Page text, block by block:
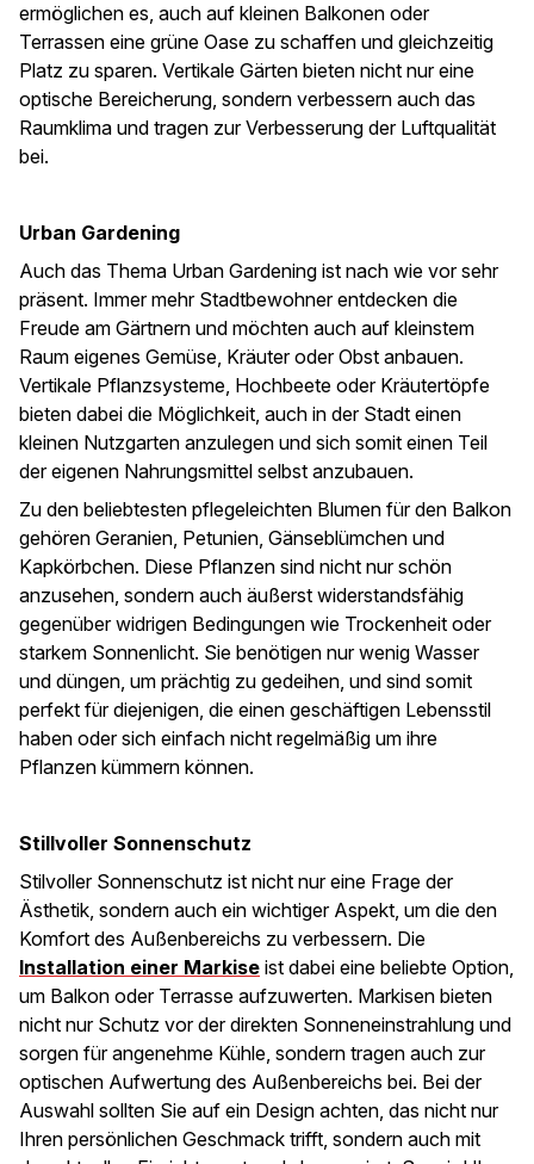
ermöglichen es, auch auf kleinen Balkonen oder
Terrassen eine grüne Oase zu schaffen und gleichzeitig
Platz zu sparen. Vertikale Gärten bieten nicht nur eine
optische Bereicherung, sondern verbessern auch das
Raumklima und tragen zur Verbesserung der Luftqualität
bei.
Urban Gardening
Auch das Thema Urban Gardening ist nach wie vor sehr
präsent. Immer mehr Stadtbewohner entdecken die
Freude am Gärtnern und möchten auch auf kleinstem
Raum eigenes Gemüse, Kräuter oder Obst anbauen.
Vertikale Pflanzsysteme, Hochbeete oder Kräutertöpfe
bieten dabei die Möglichkeit, auch in der Stadt einen
kleinen Nutzgarten anzulegen und sich somit einen Teil
der eigenen Nahrungsmittel selbst anzubauen.
Zu den beliebtesten pflegeleichten Blumen für den Balkon
gehören Geranien, Petunien, Gänseblümchen und
Kapkörbchen. Diese Pflanzen sind nicht nur schön
anzusehen, sondern auch äußerst widerstandsfähig
gegenüber widrigen Bedingungen wie Trockenheit oder
starkem Sonnenlicht. Sie benötigen nur wenig Wasser
und düngen, um prächtig zu gedeihen, und sind somit
perfekt für diejenigen, die einen geschäftigen Lebensstil
haben oder sich einfach nicht regelmäßig um ihre
Pflanzen kümmern können.
Stillvoller Sonnenschutz
Stilvoller Sonnenschutz ist nicht nur eine Frage der
Ästhetik, sondern auch ein wichtiger Aspekt, um die den
Komfort des Außenbereichs zu verbessern. Die
Installation einer Markise ist dabei eine beliebte Option,
um Balkon oder Terrasse aufzuwerten. Markisen bieten
nicht nur Schutz vor der direkten Sonneneinstrahlung und
sorgen für angenehme Kühle, sondern tragen auch zur
optischen Aufwertung des Außenbereichs bei. Bei der
Auswahl sollten Sie auf ein Design achten, das nicht nur
Ihren persönlichen Geschmack trifft, sondern auch mit